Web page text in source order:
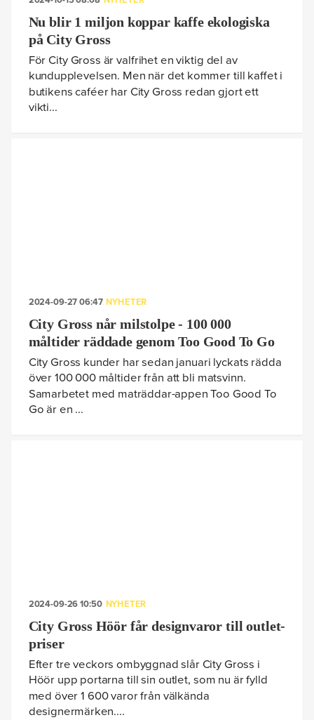
Nu blir 1 miljon koppar kaffe ekologiska
på City Gross
För City Gross är valfrihet en viktig del av
kundupplevelsen. Men när det kommer till kaffet i
butikens caféer har City Gross redan gjort ett
vikti...
2024-09-27 06:47 NYHETER
City Gross når milstolpe - 100 000
måltider räddade genom Too Good To Go
City Gross kunder har sedan januari lyckats rädda
över 100 000 måltider från att bli matsvinn.
Samarbetet med maträddar-appen Too Good To
Go är en ...
2024-09-26 10:50 NYHETER
City Gross Höör får designvaror till outlet-
priser
Efter tre veckors ombyggnad slår City Gross i
Höör upp portarna till sin outlet, som nu är fylld
med över 1 600 varor från välkända
designermärken....